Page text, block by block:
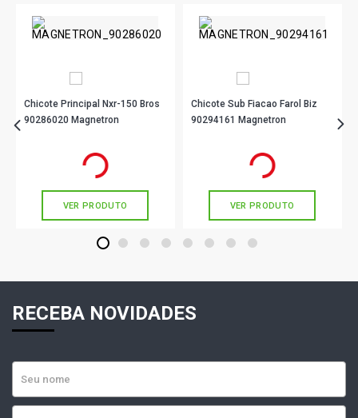
Chicote Principal Nxr-150 Bros
90286020 Magnetron
em até 10x de
VER PRODUTO
Chicote Sub Fiacao Farol Biz
90294161 Magnetron
em até 1x de
VER PRODUTO
1 2 3 4 5 6 7 8
RECEBA NOVIDADES